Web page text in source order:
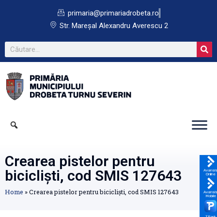
primaria@primariadrobeta.ro
Str. Mareșal Alexandru Averescu 2
Crearea pistelor pentru
bicicliști, cod SMIS 127643
Home »Crearea pistelor pentru bicicliști, cod SMIS 127643
Avansis
Online
Avansis
Mobile